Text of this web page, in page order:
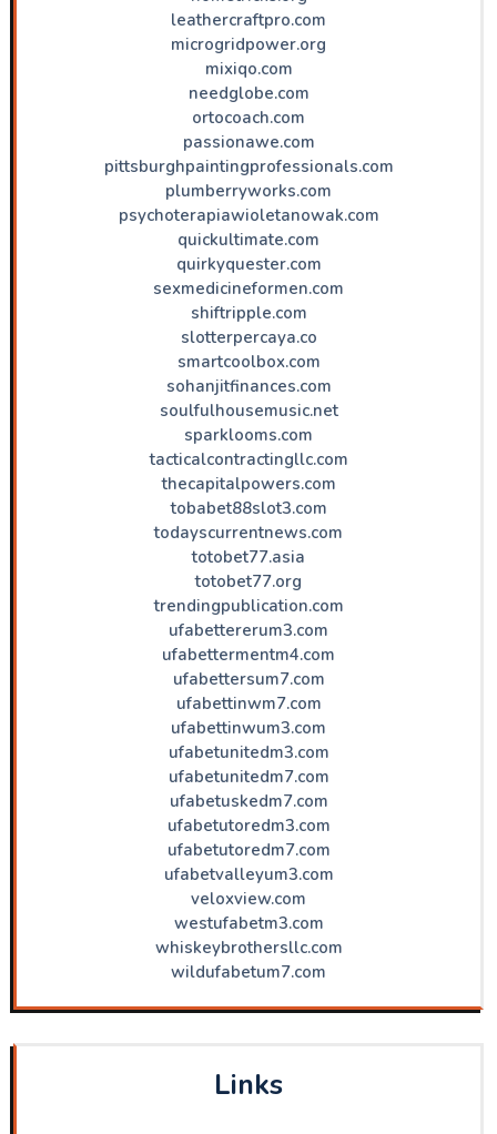
leathercraftpro.com
microgridpower.org
mixiqo.com
needglobe.com
ortocoach.com
passionawe.com
pittsburghpaintingprofessionals.com
plumberryworks.com
psychoterapiawioletanowak.com
quickultimate.com
quirkyquester.com
sexmedicineformen.com
shiftripple.com
slotterpercaya.co
smartcoolbox.com
sohanjitfinances.com
soulfulhousemusic.net
sparklooms.com
tacticalcontractingllc.com
thecapitalpowers.com
tobabet88slot3.com
todayscurrentnews.com
totobet77.asia
totobet77.org
trendingpublication.com
ufabettererum3.com
ufabettermentm4.com
ufabettersum7.com
ufabettinwm7.com
ufabettinwum3.com
ufabetunitedm3.com
ufabetunitedm7.com
ufabetuskedm7.com
ufabetutoredm3.com
ufabetutoredm7.com
ufabetvalleyum3.com
veloxview.com
westufabetm3.com
whiskeybrothersllc.com
wildufabetum7.com
Links